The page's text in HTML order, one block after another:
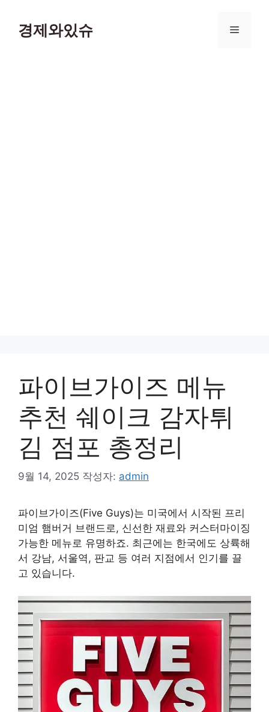
경제와있슈 메
파이브가이즈 메뉴
추천 쉐이크 감자튀
김 점포 총정리
9월 14, 2025 작성자: admin
파이브가이즈(Five Guys)는 미국에서 시작된 프리
미엄 햄버거 브랜드로, 신선한 재료와 커스터마이징
가능한 메뉴로 유명하죠. 최근에는 한국에도 상륙해
서 강남, 서울역, 판교 등 여러 지점에서 인기를 끌
고 있습니다.